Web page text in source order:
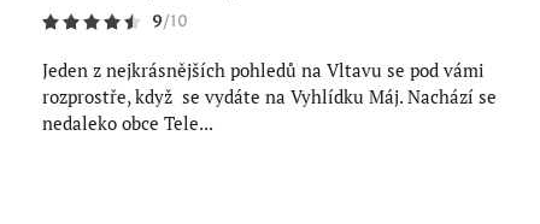
9/10
Jeden z nejkrásnějších pohledů na Vltavu se pod vámi
rozprostře, když se vydáte na Vyhlídku Máj. Nachází se
nedaleko obce Tele...